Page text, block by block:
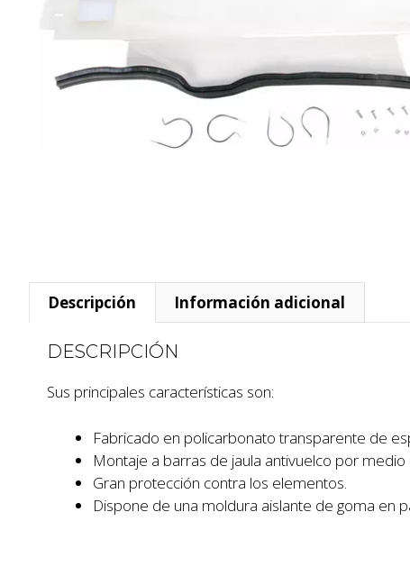
Descripción Información adicional
DESCRIPCIÓN
Sus principales características son:
Fabricado en policarbonato transparente de
Montaje a barras de jaula antivuelco por
Gran protección contra los elementos.
Dispone de una moldura aislante de goma en